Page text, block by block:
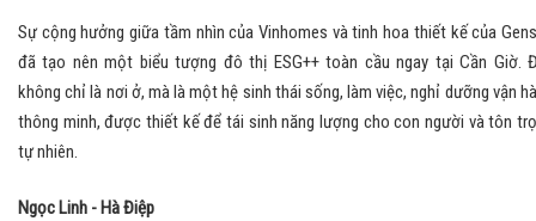
Sự cộng hưởng giữa tầm nhìn của Vinhomes và tinh hoa thiết kế của
đã tạo nên một biểu tượng đô thị ESG++ toàn cầu ngay tại Cần Giờ.
không chỉ là nơi ở, mà là một hệ sinh thái sống, làm việc, nghỉ dưỡng vận
thông minh, được thiết kế để tái sinh năng lượng cho con người và tôn
tự nhiên.
Ngọc Linh - Hà Điệp